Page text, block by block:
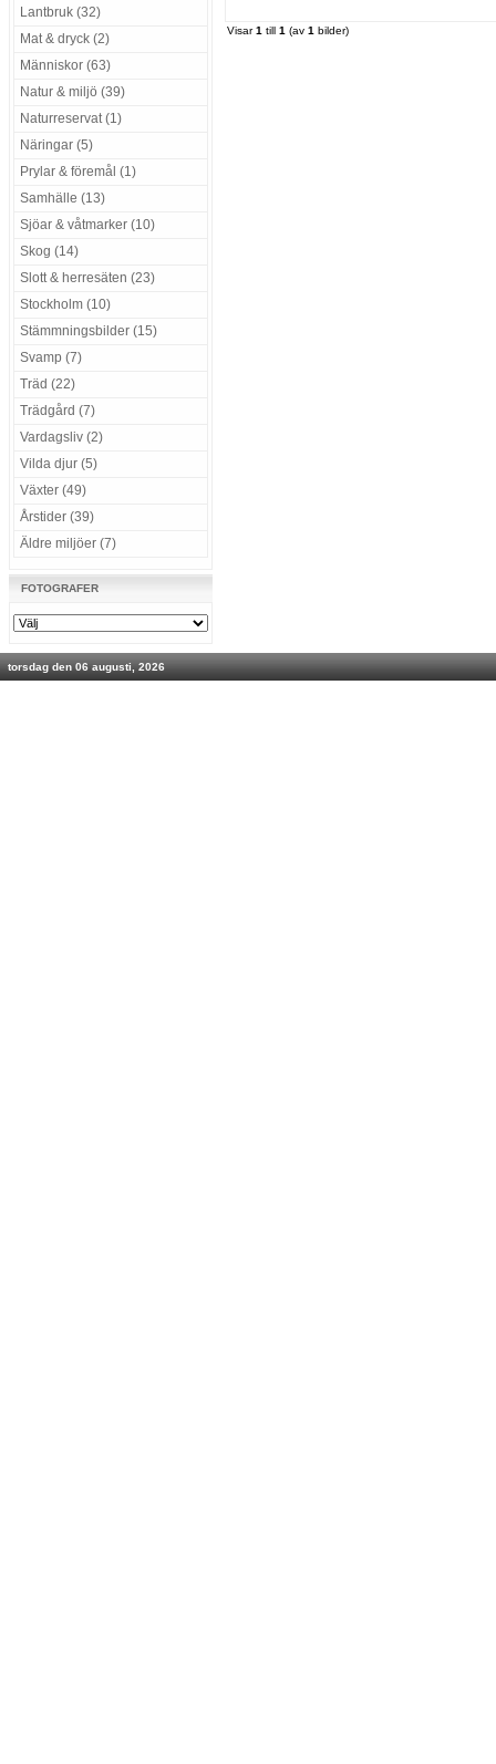
Lantbruk (32)
Mat & dryck (2)
Människor (63)
Natur & miljö (39)
Naturreservat (1)
Näringar (5)
Prylar & föremål (1)
Samhälle (13)
Sjöar & våtmarker (10)
Skog (14)
Slott & herresäten (23)
Stockholm (10)
Stämmningsbilder (15)
Svamp (7)
Träd (22)
Trädgård (7)
Vardagsliv (2)
Vilda djur (5)
Växter (49)
Årstider (39)
Äldre miljöer (7)
FOTOGRAFER
Visar1 till 1 (av 1 bilder)
torsdag den 06 augusti, 2026